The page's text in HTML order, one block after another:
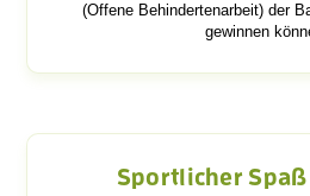
(Offene Behindertenarbeit) der
gewinnen
Sportlicher